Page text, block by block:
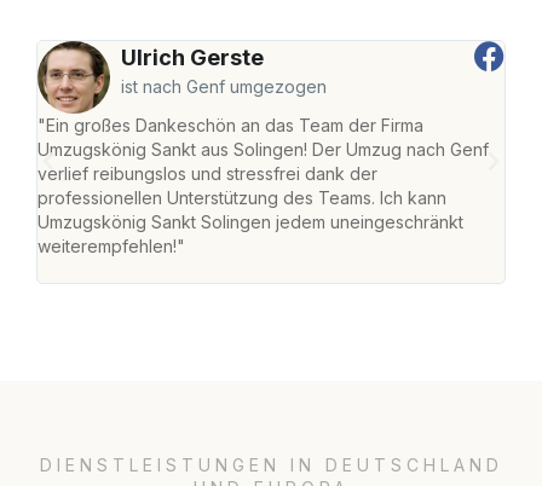
Ulrich Gerste
ist nach Genf umgezogen
"Ein großes Dankeschön an das Team der Firma
Umzugskönig Sankt aus Solingen! Der Umzug nach Genf
verlief reibungslos und stressfrei dank der
professionellen Unterstützung des Teams. Ich kann
Umzugskönig Sankt Solingen jedem uneingeschränkt
weiterempfehlen!"
DIENSTLEISTUNGEN IN DEUTSCHLAND